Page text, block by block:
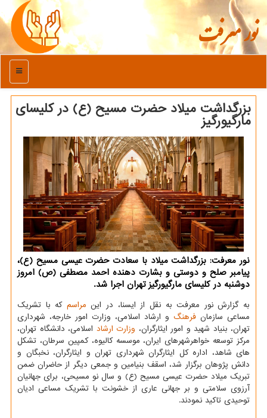
نور معرفت
منو
بزرگداشت میلاد حضرت مسیح (ع) در كلیسای
مارگیورگیز
نور معرفت: بزرگداشت میلاد با سعادت حضرت عیسی مسیح (ع)،
پیامبر صلح و دوستی و بشارت دهنده احمد مصطفی (ص) امروز
دوشنبه در کلیسای مارگیورگیز تهران اجرا شد.
به گزارش نور معرفت به نقل از ایسنا، در این مراسم که با تشریک
مساعی سازمان فرهنگ و ارشاد اسلامی، وزارت امور خارجه، شهرداری
تهران، بنیاد شهید و امور ایثارگران، وزارت ارشاد اسلامی، دانشگاه تهران،
مرکز توسعه خواهرشهرهای ایران، موسسه کالیوه، کمپین سرطان، تشکل
های شاهد، اداره کل ایثارگران شهرداری تهران و ایثارگران، نخبگان و
دانش پژوهان برگزار شد، اسقف بنیامین و جمعی دیگر از حاضران ضمن
تبریک میلاد حضرت عیسی مسیح (ع) و سال نو مسیحی، برای جهانیان
آرزوی سلامتی و بر جهانی عاری از خشونت با تشریک مساعی ادیان
توحیدی تاکید نمودند.